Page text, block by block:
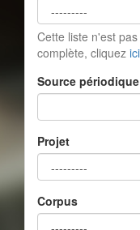
Cette liste n'est
complète, cliquez ici
Source
Projet
Corpus